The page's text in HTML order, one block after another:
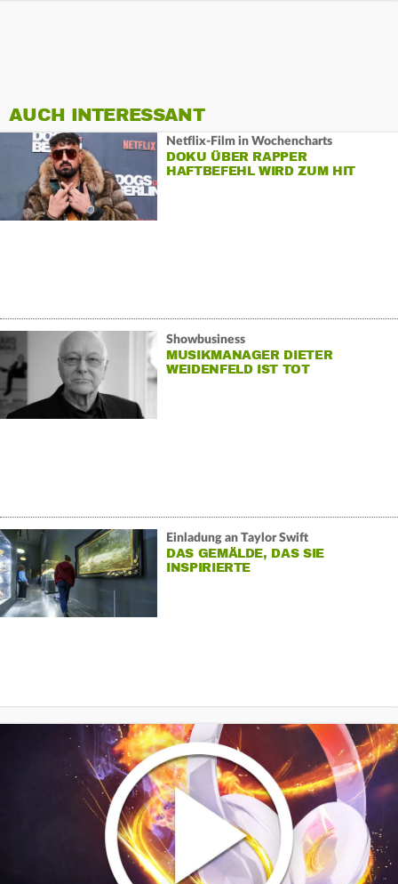
AUCH INTERESSANT
Netflix-Film in Wochencharts
DOKU ÜBER RAPPER
HAFTBEFEHL WIRD ZUM HIT
Showbusiness
MUSIKMANAGER DIETER
WEIDENFELD IST TOT
Einladung an Taylor Swift
DAS GEMÄLDE, DAS SIE
INSPIRIERTE